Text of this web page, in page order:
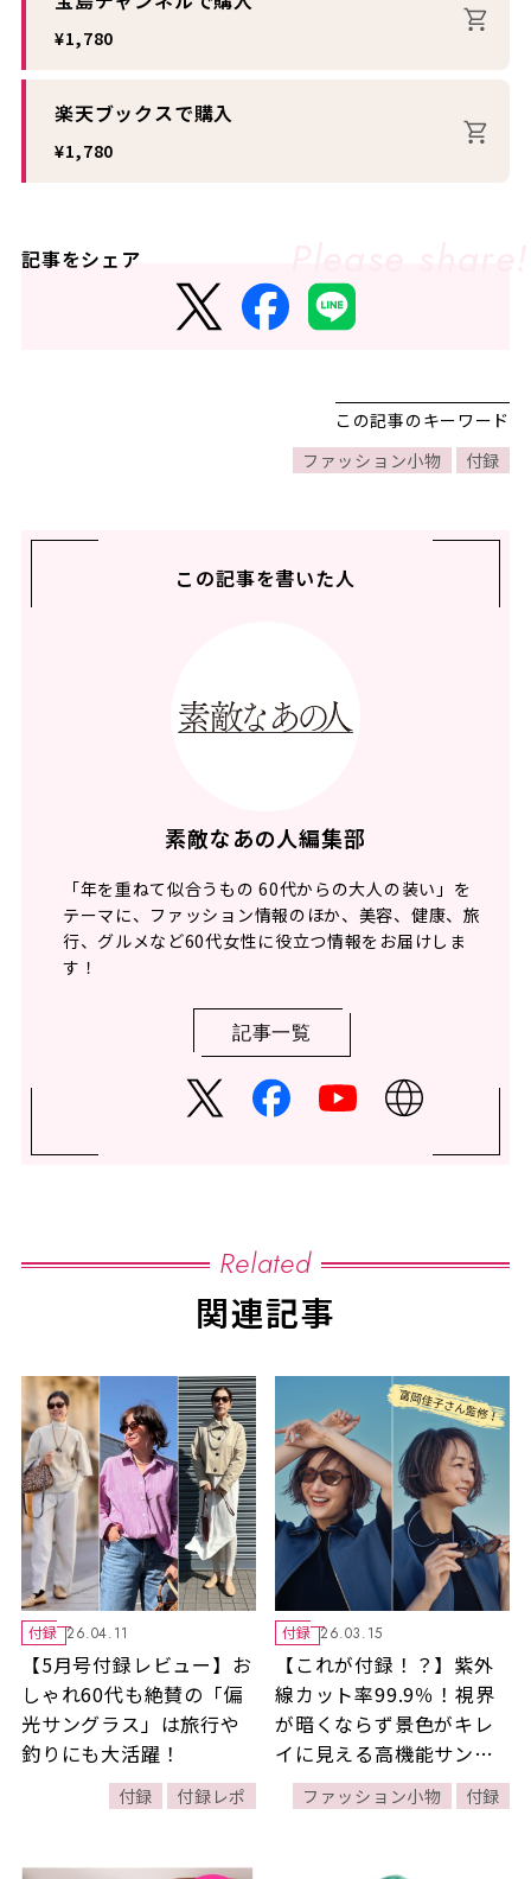
¥1,780
楽天ブックスで購入
¥1,780
記事をシェア
この記事のキーワード
ファッション小物
付録
この記事を書いた人
素敵なあの人編集部
「年を重ねて似合うもの 60代からの大人の装い」を
テーマに、ファッション情報のほか、美容、健康、旅
行、グルメなど60代女性に役立つ情報をお届けしま
す！
記事一覧
Related
関連記事
付録 26.04.11
【5月号付録レビュー】お
しゃれ60代も絶賛の「偏
光サングラス」は旅行や
釣りにも大活躍！
付録 付録レポ
付録 26.03.15
【これが付録！？】紫外
線カット率99.9％！視界
が暗くならず景色がキレ
イに見える高機能サング
ラスが付録に登場！
ファッション小物 付録